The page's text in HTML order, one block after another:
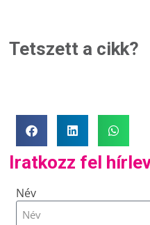
Tetszett a cikk?
Iratkozz fel
Név